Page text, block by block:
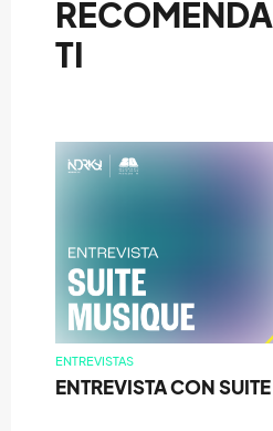
TI
ENTREVISTAS
ENTREVISTA CON